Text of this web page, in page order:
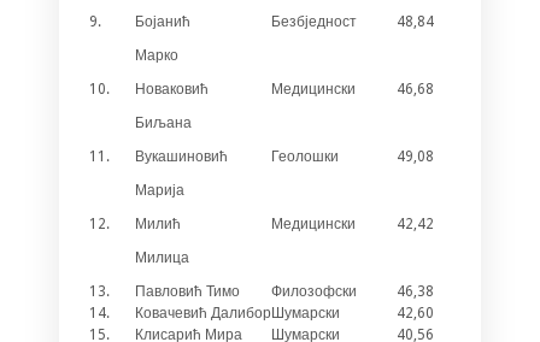
9.
Бојанић
Марко
Безбједност 48,84
10.
Новаковић
Биљана
Медицински 46,68
11.
Вукашиновић
Марија
Геолошки 49,08
12.
Милић
Милица
Медицински 42,42
13. Павловић Тимо Филозофски 46,38
14.
Ковачевић ДалиборШумарски 42,60
15.
Клисарић Мира Шумарски 40,56